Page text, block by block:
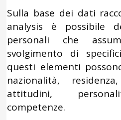
Sulla base dei dati
analysis è possibile
personali che
svolgimento di
questi elementi
nazionalità,
attitudini,
competenze.